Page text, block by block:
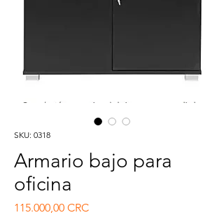
SKU: 0318
Armario bajo para
oficina
115.000,00 CRCPrezzo